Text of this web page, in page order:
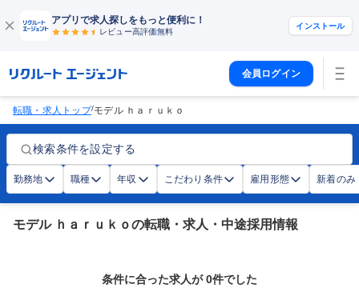
アプリで求人探しをもっと便利に！
レビュー高評価無料
インストール
会員ログイン
転職・求人トップ/モデル ｈａｒｕｋｏ
検索条件を設定する
勤務地 職種 年収 こだわり条件 雇用形態 新着のみ
モデル ｈａｒｕｋｏの転職・求人・中途採用情報
条件に合った求人が 0件でした